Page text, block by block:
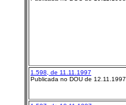
1.598, de 11.11.1997
Publicada no DOU de 12.11.1997